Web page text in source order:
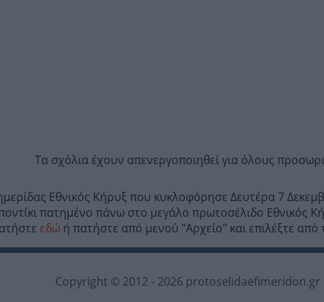
Τα σχόλια έχουν απενεργοποιηθεί για όλους
Εθνικός Κήρυξ που κυκλοφόρησε Δευτέρα 7
πατημένο πάνω στο μεγάλο πρωτοσέλιδο Εθνικός
εδώ ή πατήστε από μενού "Αρχείο" και επιλέξτε από
Copyright © 2012 - 2026 protoselidaefimeridon.gr